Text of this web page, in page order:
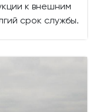
к внешним
срок службы.